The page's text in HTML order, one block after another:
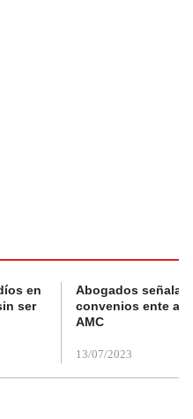
en
ser
Abogados
convenios ente
AMC
13/07/2023